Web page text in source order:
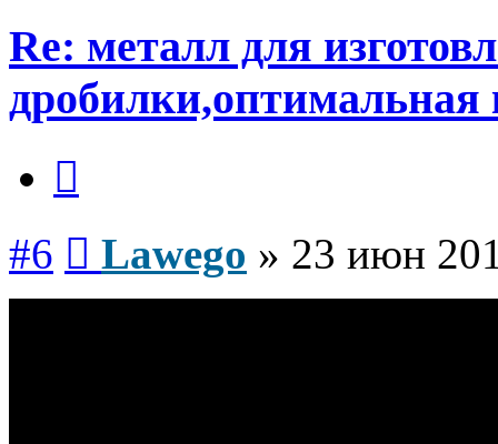
Re: металл для
дробилки,оптимальная
#6 Lawego » 23 июн